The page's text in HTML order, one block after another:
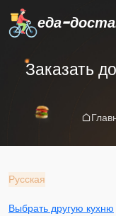
еда-
Заказать
Русская
Выбрать другую кухню